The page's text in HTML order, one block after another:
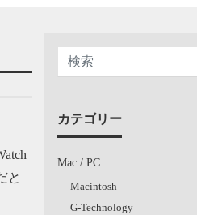
と
カテゴリー
Mac / PC
Macintosh
G-Technology